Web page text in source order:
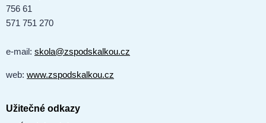
756 61
571 751 270
e-mail: skola@zspodskalkou.cz
web: www.zspodskalkou.cz
Užitečné odkazy